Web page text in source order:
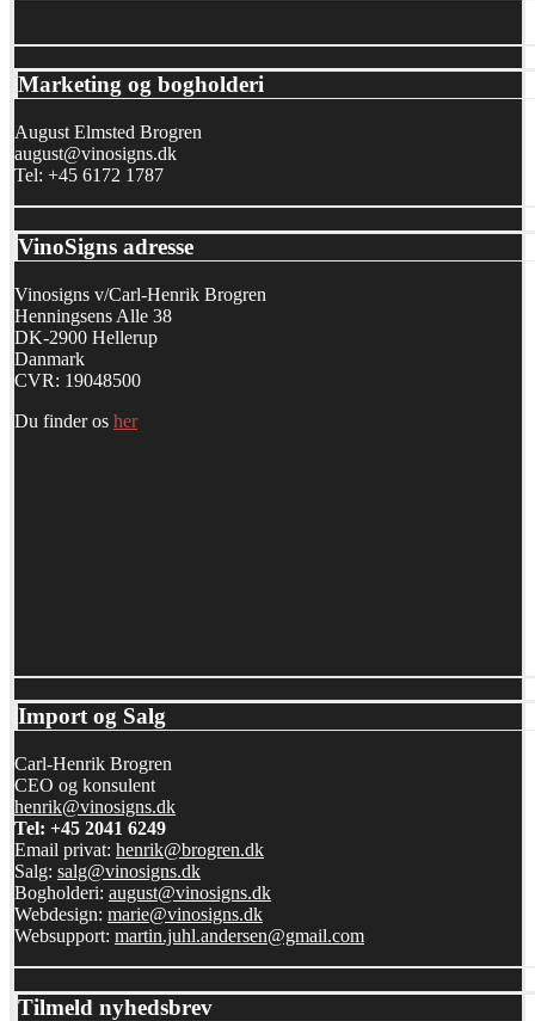
Marketing og bogholderi
August Elmsted Brogren
august@vinosigns.dk
Tel: +45 6172 1787
VinoSigns adresse
Vinosigns v/Carl-Henrik Brogren
Henningsens Alle 38
DK-2900 Hellerup
Danmark
CVR: 19048500
Du finder os her
Import og Salg
Carl-Henrik Brogren
CEO og konsulent
henrik@vinosigns.dk
Tel: +45 2041 6249
Email privat: henrik@brogren.dk
Salg: salg@vinosigns.dk
Bogholderi: august@vinosigns.dk
Webdesign: marie@vinosigns.dk
Websupport: martin.juhl.andersen@gmail.com
Tilmeld nyhedsbrev